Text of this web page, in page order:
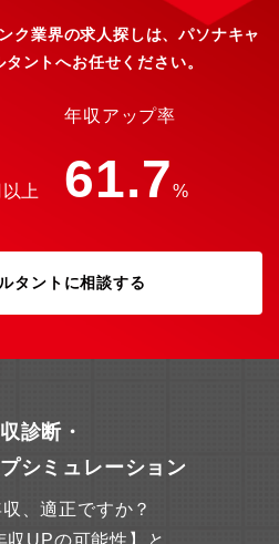
ク業界の求人探しは、パソナキャ
ントへお任せください。
上
年収アップ率
61.7%
タントに相談する
診断・
シミュレーション
、適正ですか？
収UPの可能性】と